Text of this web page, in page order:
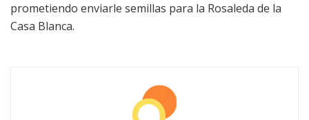
prometiendo enviarle semillas para la Rosaleda de la
Casa Blanca.